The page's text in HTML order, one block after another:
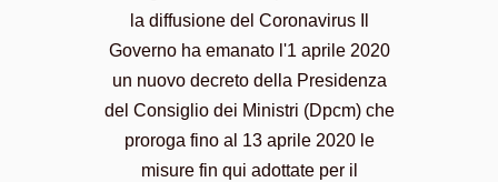
la diffusione del Coronavirus Il
Governo ha emanato l'1 aprile 2020
un nuovo decreto della Presidenza
del Consiglio dei Ministri (Dpcm) che
proroga fino al 13 aprile 2020 le
misure fin qui adottate per il